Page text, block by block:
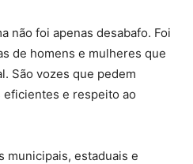
não foi apenas desabafo. Foi
de homens e mulheres que
São vozes que pedem
eficientes e respeito ao
municipais, estaduais e